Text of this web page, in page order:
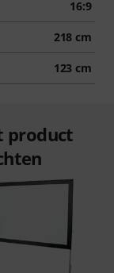
16:9
218 cm
123 cm
product